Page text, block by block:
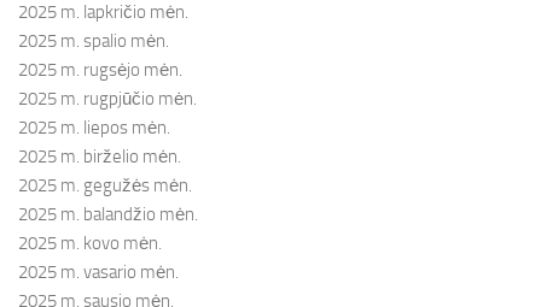
2025 m. lapkričio mėn.
2025 m. spalio mėn.
2025 m. rugsėjo mėn.
2025 m. rugpjūčio mėn.
2025 m. liepos mėn.
2025 m. birželio mėn.
2025 m. gegužės mėn.
2025 m. balandžio mėn.
2025 m. kovo mėn.
2025 m. vasario mėn.
2025 m. sausio mėn.